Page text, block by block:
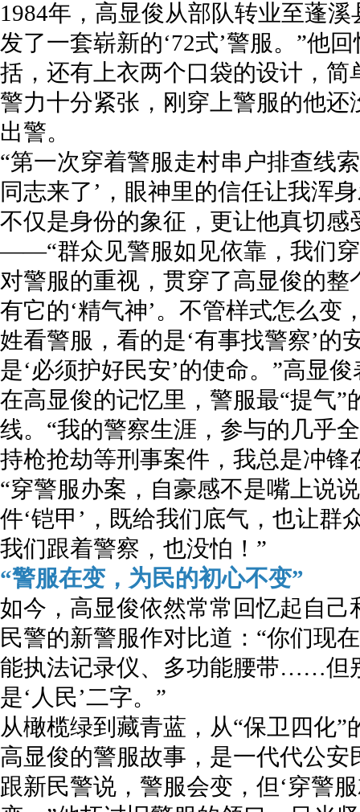
1984年，高显俊从部队转业至蓬
发了一套崭新的‘72式’警服。”他
括，还有上衣两个口袋的设计，简
警力十分紧张，刚穿上警服的他
出警。
“第一次穿着警服走村串户排查线
同志来了’，眼神里的信任让我浑
不仅是身份的象征，更让他真切感
——“群众见警服如见依靠，我们
对警服的重视，贯穿了高显俊的
有它的‘精气神’。不管样式怎么
姓看警服，看的是‘有事找警察’的
是‘必须护好民安’的使命。”高显
在高显俊的记忆里，警服最“提气
线。“我的警察生涯，参与的几乎
持枪抢劫等刑事案件，我总是冲锋
“穿警服办案，自豪感不是嘴上说
件‘铠甲’，既给我们底气，也让
我们跟着警察，也没怕！”
“警服在变，为民的初心不变”
如今，高显俊依然常常回忆起自
民警的新警服作对比道：“你们现
能执法记录仪、多功能腰带……但
是‘人民’二字。”
从橄榄绿到藏青蓝，从“保卫四化”
高显俊的警服故事，是一代代公
跟新民警说，警服会变，但‘穿警